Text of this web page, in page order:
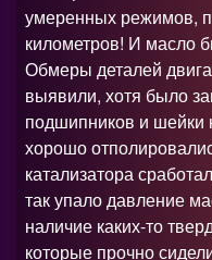
умеренных режимов,
километров! И масло
Обмеры деталей
выявили, хотя было
подшипников и шейки
хорошо
катализатора
так упало давление
наличие каких-то
которые прочно